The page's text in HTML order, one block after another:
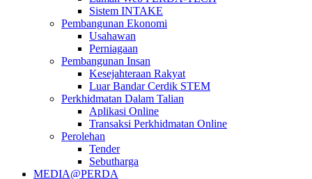
Sistem INTAKE
Pembangunan Ekonomi
Usahawan
Perniagaan
Pembangunan Insan
Kesejahteraan Rakyat
Luar Bandar Cerdik STEM
Perkhidmatan Dalam Talian
Aplikasi Online
Transaksi Perkhidmatan Online
Perolehan
Tender
Sebutharga
MEDIA@PERDA